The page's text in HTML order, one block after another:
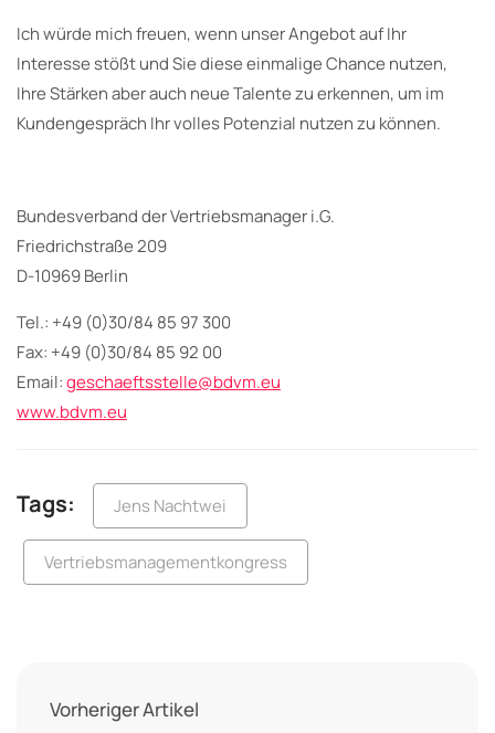
Ich würde mich freuen, wenn unser Angebot auf Ihr
Interesse stößt und Sie diese einmalige Chance nutzen,
Ihre Stärken aber auch neue Talente zu erkennen, um im
Kundengespräch Ihr volles Potenzial nutzen zu können.
Bundesverband der Vertriebsmanager i.G.
Friedrichstraße 209
D-10969 Berlin
Tel.: +49 (0)30/84 85 97 300
Fax: +49 (0)30/84 85 92 00
Email:geschaeftsstelle@bdvm.eu
www.bdvm.eu
Tags: Jens Nachtwei
Vertriebsmanagementkongress
Vorheriger Artikel